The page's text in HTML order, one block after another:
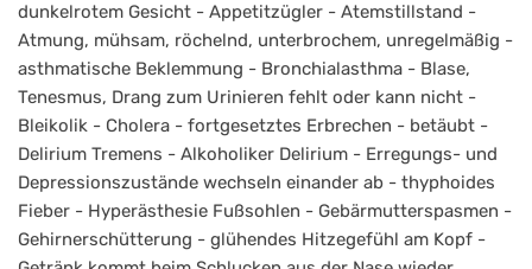
dunkelrotem Gesicht - Appetitzügler - Atemstillstand -
Atmung, mühsam, röchelnd, unterbrochem, unregelmäßig -
asthmatische Beklemmung - Bronchialasthma - Blase,
Tenesmus, Drang zum Urinieren fehlt oder kann nicht -
Bleikolik - Cholera - fortgesetztes Erbrechen - betäubt -
Delirium Tremens - Alkoholiker Delirium - Erregungs- und
Depressionszustände wechseln einander ab - thyphoides
Fieber - Hyperästhesie Fußsohlen - Gebärmutterspasmen -
Gehirnerschütterung - glühendes Hitzegefühl am Kopf -